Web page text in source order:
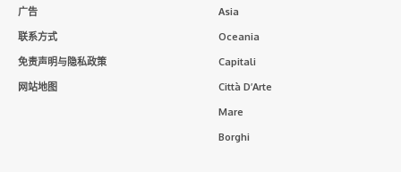
广告
联系方式
免责声明与隐私政策
网站地图
Asia
Oceania
Capitali
Città D’Arte
Mare
Borghi